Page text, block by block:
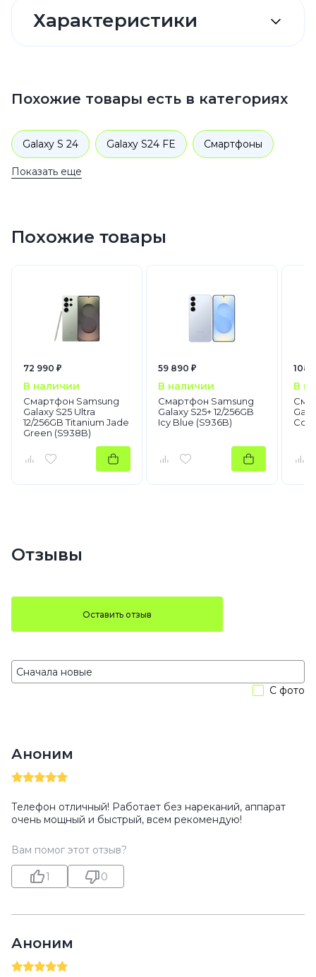
Характеристики
Похожие товары есть в категориях
Galaxy S 24 Galaxy S24 FE Смартфоны
Показать еще
Похожие товары
72 990 ₽
В наличии
Смартфон Samsung
Galaxy S25 Ultra
12/256GB Titanium Jade
Green (S938B)
59 890 ₽
В наличии
Смартфон Samsung
Galaxy S25+ 12/256GB
Icy Blue (S936B)
108
В
Отзывы
Оставить отзыв
С фото
Аноним
Телефон отличный! Работает без нареканий, аппарат
очень мощный и быстрый, всем рекомендую!
Вам помог этот отзыв?
1 0
Аноним